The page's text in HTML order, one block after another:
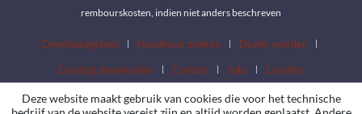
rembourskosten, indien niet anders beschreven
Downloadgebied Handelaar zoeken
Dealer worden
Catalogi downloaden
Contact Jobs Locaties
Deze website maakt gebruik van cookies die voor het technische